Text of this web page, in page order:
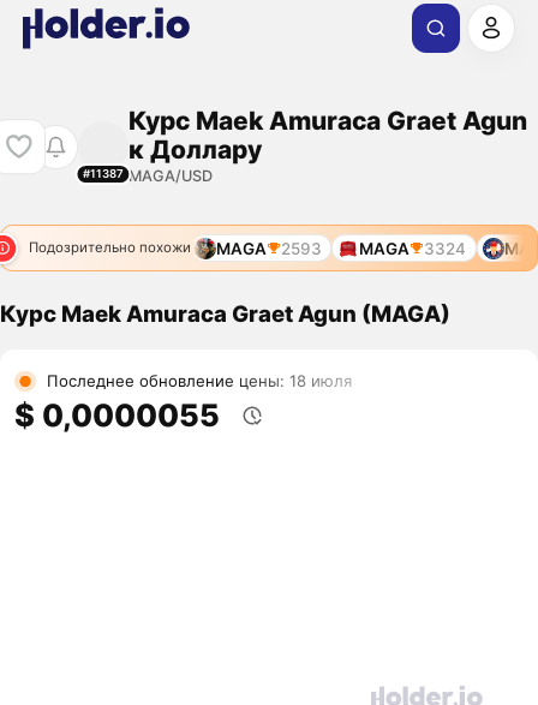
#11387
Курс Maek Amuraca Graet Agun
к Доллару
MAGA/USD
Подозрительно похожи MAGA 2593 MAGA 3324
Курс Maek Amuraca Graet Agun (MAGA)
Последнее обновление цены: 18 июля
$ 0,0000055